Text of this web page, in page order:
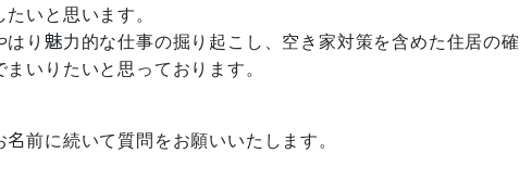
いと思います。
り魅力的な仕事の掘り起こし、空き家対策を含めた住居の確
いりたいと思っております。
前に続いて質問をお願いいたします。